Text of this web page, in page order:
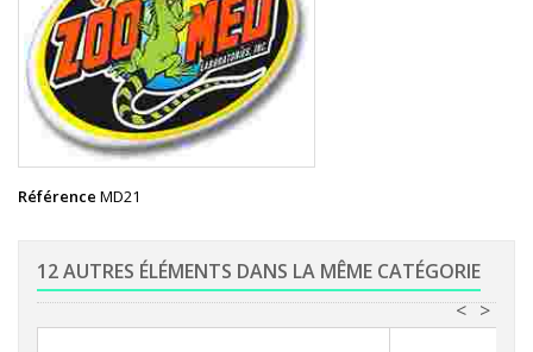
Référence MD21
12 AUTRES ÉLÉMENTS DANS LA MÊME CATÉGORIE
>
<